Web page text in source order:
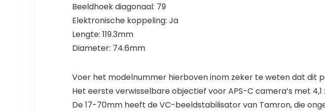
Beeldhoek diagonaal: 79
Elektronische koppeling: Ja
Lengte: 119.3mm
Diameter: 74.6mm
Voer het modelnummer hierboven inom zeker te weten dat dit
Het eerste verwisselbare objectief voor APS-C camera’s met
De 17-70mm heeft de VC-beeldstabilisator van Tamron, die